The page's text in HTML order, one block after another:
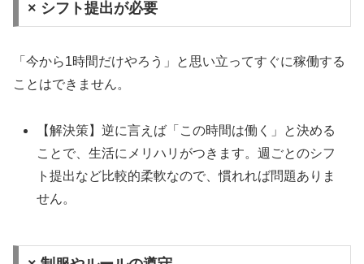
× シフト提出が必要
「今から1時間だけやろう」と思い立ってすぐに稼働する
ことはできません。
【解決策】逆に言えば「この時間は働く」と決める
ことで、生活にメリハリがつきます。週ごとのシフ
ト提出など比較的柔軟なので、慣れれば問題ありま
せん。